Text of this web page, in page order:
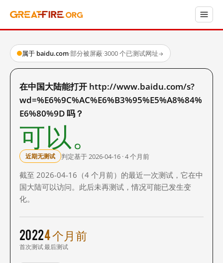
属于 baidu.com·部分被屏蔽·3000 个已测试网址→
在中国大陆能打开 http://www.baidu.com/s?
wd=%E6%9C%AC%E6%B3%95%E5%A8%84%
E6%80%9D 吗？
可以。
近期无测试 判定基于 2026-04-16 · 4 个月前
截至 2026-04-16（4 个月前）的最近一次测试，它在中
国大陆可以访问。此后未再测试，情况可能已发生变
化。
2022
首次测试
4 个月前
最后测试